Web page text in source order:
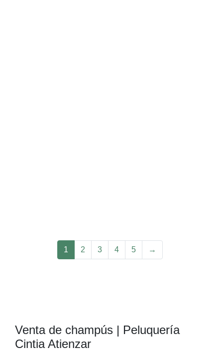
1 2 3 4 5 →
Venta de champús | Peluquería
Cintia Atienzar